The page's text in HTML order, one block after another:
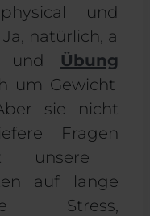
physical und
natürlich, a
und Übung
um Gewicht
sie nicht
Fragen
unsere
auf lange